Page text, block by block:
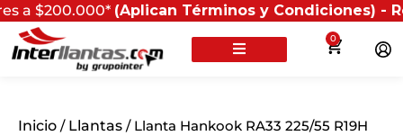
(Aplican Términos y Condiciones) -
0
Inicio / Llantas / Llanta Hankook RA33 225/55 R19H